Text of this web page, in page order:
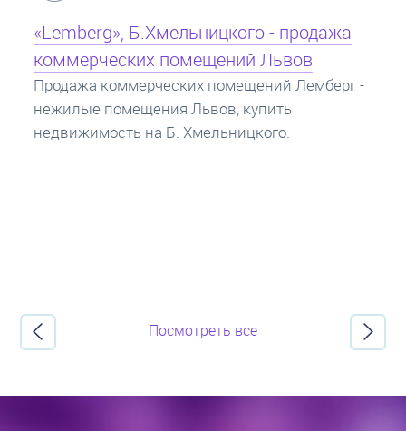
Кредит под залог недвижимости:
ипотека
Ипотека на квартиру - кредит на жилье под
залог недвижимости. Купить в ипотеку - что
нужно знать? Консультация от Экспертов об
Посмотреть все